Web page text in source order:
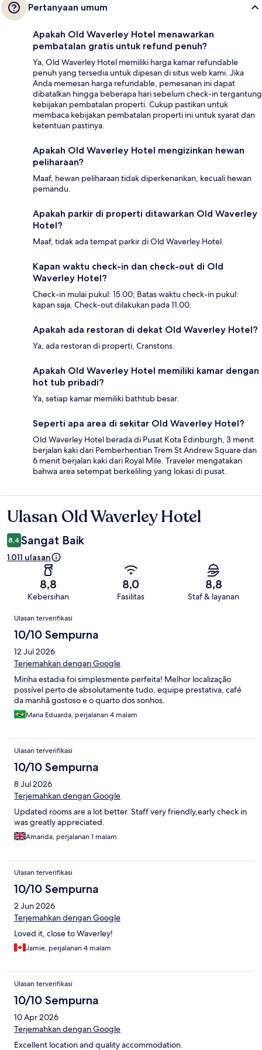
Pertanyaan umum
Apakah Old Waverley Hotel menawarkan
pembatalan gratis untuk refund penuh?
Ya, Old Waverley Hotel memiliki harga kamar refundable
penuh yang tersedia untuk dipesan di situs web kami. Jika
Anda memesan harga refundable, pemesanan ini dapat
dibatalkan hingga beberapa hari sebelum check-in tergantung
kebijakan pembatalan properti. Cukup pastikan untuk
membaca kebijakan pembatalan properti ini untuk syarat dan
ketentuan pastinya.
Apakah Old Waverley Hotel mengizinkan hewan
peliharaan?
Maaf, hewan peliharaan tidak diperkenankan, kecuali hewan
pemandu.
Apakah parkir di properti ditawarkan Old Waverley
Hotel?
Maaf, tidak ada tempat parkir di Old Waverley Hotel.
Kapan waktu check-in dan check-out di Old
Waverley Hotel?
Check-in mulai pukul: 15.00; Batas waktu check-in pukul:
kapan saja. Check-out dilakukan pada 11.00.
Apakah ada restoran di dekat Old Waverley Hotel?
Ya, ada restoran di properti, Cranstons.
Apakah Old Waverley Hotel memiliki kamar dengan
hot tub pribadi?
Ya, setiap kamar memiliki bathtub besar.
Seperti apa area di sekitar Old Waverley Hotel?
Old Waverley Hotel berada di Pusat Kota Edinburgh, 3 menit
berjalan kaki dari Pemberhentian Trem St Andrew Square dan
6 menit berjalan kaki dari Royal Mile. Traveler mengatakan
bahwa area setempat berkeliling yang lokasi di pusat.
Ulasan
Ulasan Old Waverley Hotel
8,4 Sangat Baik
1.011 ulasan
8,8
Kebersihan
8,0
Fasilitas
8,8
Staf & layanan
Ulasan
Ulasan terverifikasi
10/10 Sempurna
12 Jul 2026
Terjemahkan dengan Google
Minha estadia foi simplesmente perfeita! Melhor localização
possível perto de absolutamente tudo, equipe prestativa, café
da manhã gostoso e o quarto dos sonhos.
Maria Eduarda, perjalanan 4 malam
Ulasan terverifikasi
10/10 Sempurna
8 Jul 2026
Terjemahkan dengan Google
Updated rooms are a lot better. Staff very friendly,early check in
was greatly appreciated.
Amanda, perjalanan 1 malam
Ulasan terverifikasi
10/10 Sempurna
2 Jun 2026
Terjemahkan dengan Google
Loved it, close to Waverley!
Jamie, perjalanan 4 malam
Ulasan terverifikasi
10/10 Sempurna
10 Apr 2026
Terjemahkan dengan Google
Excellent location and quality accommodation.